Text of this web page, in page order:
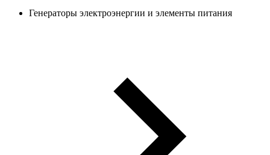
Генераторы электроэнергии и элементы питания